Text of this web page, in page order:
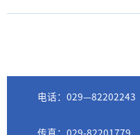
电话：029—82202243
传真：029-82201779